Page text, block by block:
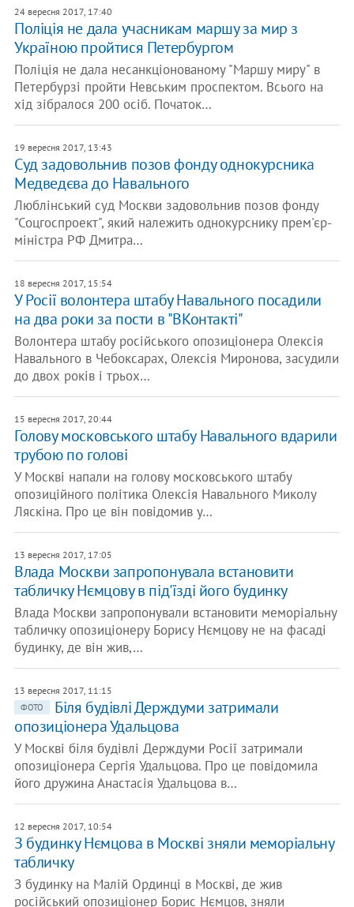
24 вересня 2017, 17:40
Поліція не дала учасникам маршу за мир з
Україною пройтися Петербургом
Поліція не дала несанкціонованому "Маршу миру" в
Петербурзі пройти Невським проспектом. Всього на
хід зібралося 200 осіб. Початок…
19 вересня 2017, 13:43
Суд задовольнив позов фонду однокурсника
Медведєва до Навального
Люблінський суд Москви задовольнив позов фонду
"Соцгоспроект", який належить однокурснику прем'єр-
міністра РФ Дмитра…
18 вересня 2017, 15:54
У Росії волонтера штабу Навального посадили
на два роки за пости в "ВКонтакті"
Волонтера штабу російського опозиціонера Олексія
Навального в Чебоксарах, Олексія Миронова, засудили
до двох років і трьох…
15 вересня 2017, 20:44
Голову московського штабу Навального вдарили
трубою по голові
У Москві напали на голову московського штабу
опозиційного політика Олексія Навального Миколу
Ляскіна. Про це він повідомив у…
13 вересня 2017, 17:05
Влада Москви запропонувала встановити
табличку Нємцову в під'їзді його будинку
Влада Москви запропонували встановити меморіальну
табличку опозиціонеру Борису Нємцову не на фасаді
будинку, де він жив,…
13 вересня 2017, 11:15
ФОТО
Біля будівлі Держдуми затримали
опозиціонера Удальцова
У Москві біля будівлі Держдуми Росії затримали
опозиціонера Сергія Удальцова. Про це повідомила
його дружина Анастасія Удальцова в…
12 вересня 2017, 10:54
З будинку Нємцова в Москві зняли меморіальну
табличку
З будинку на Малій Ординці в Москві, де жив
російський опозиціонер Борис Нємцов, зняли